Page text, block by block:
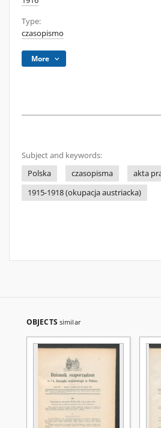
Type:
czasopismo
More
Subject and keywords:
Polska
czasopisma
akta
1915-1918 (okupacja austriacka)
OBJECTS similar